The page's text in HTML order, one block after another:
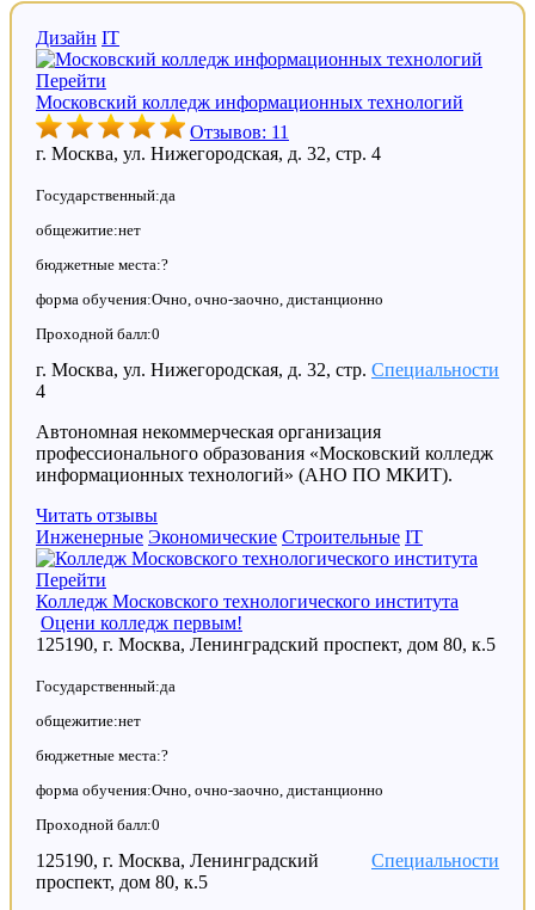
Дизайн IT
Перейти
Московский колледж информационных технологий
Отзывов: 11
г. Москва, ул. Нижегородская, д. 32, стр. 4
Государственный:да
общежитие:нет
бюджетные места:?
форма обучения:Очно, очно-заочно, дистанционно
Проходной балл:0
Специальности
г. Москва, ул. Нижегородская, д. 32, стр.
4
Автономная некоммерческая организация
профессионального образования «Московский колледж
информационных технологий» (АНО ПО МКИТ).
Читать отзывы
Инженерные Экономические Строительные IT
Перейти
Колледж Московского технологического института
Оцени колледж первым!
125190, г. Москва, Ленинградский проспект, дом 80, к.5
Государственный:да
общежитие:нет
бюджетные места:?
форма обучения:Очно, очно-заочно, дистанционно
Проходной балл:0
Специальности
125190, г. Москва, Ленинградский
проспект, дом 80, к.5